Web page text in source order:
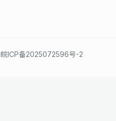
皖ICP备2025072596号-2